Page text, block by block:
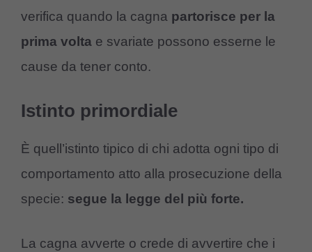
verifica quando la cagna partorisce per la
prima volta e svariate possono esserne le
cause da tener conto.
Istinto primordiale
È quell’istinto tipico di chi adotta ogni tipo di
comportamento atto alla prosecuzione della
specie: segue la legge del più forte.
La cagna avverte o crede di avvertire che i